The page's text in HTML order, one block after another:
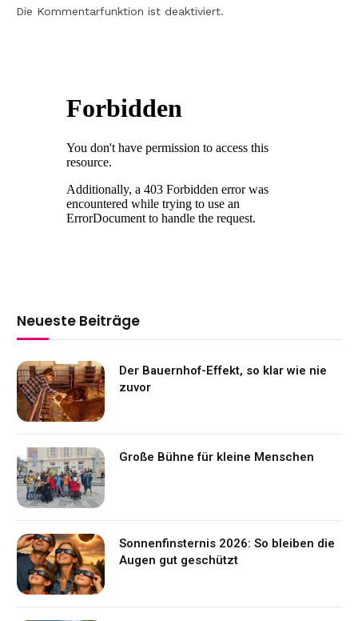
Die Kommentarfunktion ist deaktiviert.
Neueste Beiträge
Der Bauernhof-Effekt, so klar wie nie
zuvor
Große Bühne für kleine Menschen
Sonnenfinsternis 2026: So bleiben die
Augen gut geschützt